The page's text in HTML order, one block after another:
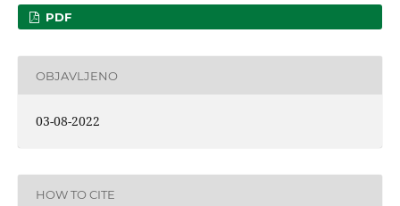
PDF
OBJAVLJENO
03-08-2022
HOW TO CITE